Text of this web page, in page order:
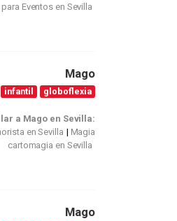
Eventos en Sevilla
Mago
infantil globoflexia
a Mago en Sevilla:
en Sevilla
Magia
cartomagia en Sevilla
Mago